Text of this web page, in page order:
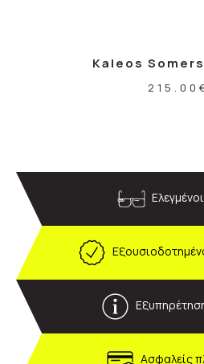
Kaleos
215.00
Ασφαλείς